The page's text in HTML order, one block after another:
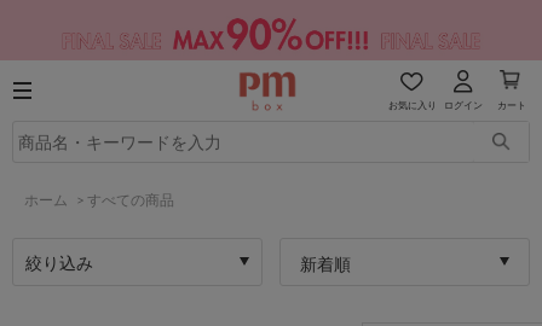
お気に入り ログイン カート
ホーム > すべての商品
絞り込み 新着順